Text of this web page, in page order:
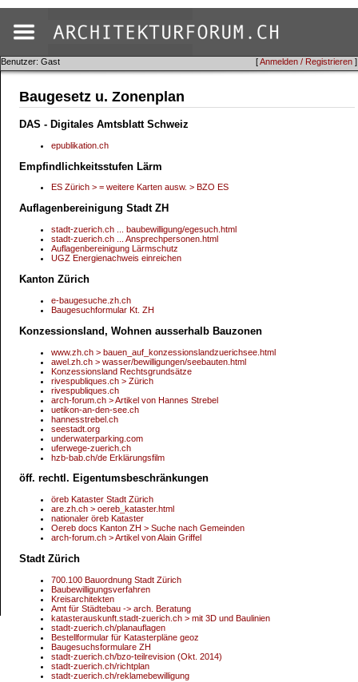
[Anmelden / Registrieren ]
Benutzer: Gast
Baugesetz u. Zonenplan
DAS - Digitales Amtsblatt Schweiz
epublikation.ch
Empfindlichkeitsstufen Lärm
ES Zürich > = weitere Karten ausw. > BZO ES
Auflagenbereinigung Stadt ZH
stadt-zuerich.ch ... baubewilligung/egesuch.html
stadt-zuerich.ch ... Ansprechpersonen.html
Auflagenbereinigung Lärmschutz
UGZ Energienachweis einreichen
Kanton Zürich
e-baugesuche.zh.ch
Baugesuchformular Kt. ZH
Konzessionsland, Wohnen ausserhalb Bauzonen
www.zh.ch > bauen_auf_konzessionslandzuerichsee.html
awel.zh.ch > wasser/bewilligungen/seebauten.html
Konzessionsland Rechtsgrundsätze
rivespubliques.ch > Zürich
rivespubliques.ch
arch-forum.ch > Artikel von Hannes Strebel
uetikon-an-den-see.ch
hannesstrebel.ch
seestadt.org
underwaterparking.com
uferwege-zuerich.ch
hzb-bab.ch/de Erklärungsfilm
öff. rechtl. Eigentumsbeschränkungen
öreb Kataster Stadt Zürich
are.zh.ch > oereb_kataster.html
nationaler öreb Kataster
Oereb docs Kanton ZH > Suche nach Gemeinden
arch-forum.ch > Artikel von Alain Griffel
Stadt Zürich
700.100 Bauordnung Stadt Zürich
Baubewilligungsverfahren
Kreisarchitekten
Amt für Städtebau -> arch. Beratung
katasterauskunft.stadt-zuerich.ch > mit 3D und Baulinien
stadt-zuerich.ch/planauflagen
Bestellformular für Katasterpläne geoz
Baugesuchsformulare ZH
stadt-zuerich.ch/bzo-teilrevision (Okt. 2014)
stadt-zuerich.ch/richtplan
stadt-zuerich.ch/reklamebewilligung